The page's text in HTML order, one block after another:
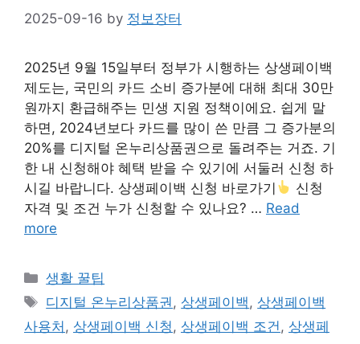
2025-09-16 by 정보장터
2025년 9월 15일부터 정부가 시행하는 상생페이백
제도는, 국민의 카드 소비 증가분에 대해 최대 30만
원까지 환급해주는 민생 지원 정책이에요. 쉽게 말
하면, 2024년보다 카드를 많이 쓴 만큼 그 증가분의
20%를 디지털 온누리상품권으로 돌려주는 거죠. 기
한 내 신청해야 혜택 받을 수 있기에 서둘러 신청 하
시길 바랍니다. 상생페이백 신청 바로가기
신청
자격 및 조건 누가 신청할 수 있나요? … Read
more
Categories
생활 꿀팁
Tags
디지털 온누리상품권 , 상생페이백 , 상생페이백
사용처 , 상생페이백 신청 , 상생페이백 조건 , 상생페